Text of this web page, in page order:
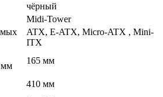
чёрный
Midi-Tower
ATX, E-ATX, Micro-ATX , Mini-
ITX
мм
165 мм
410 мм